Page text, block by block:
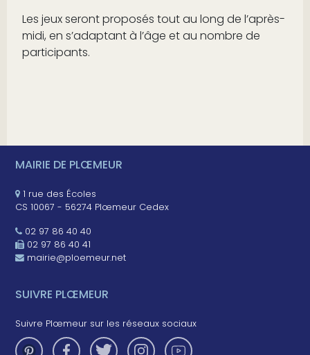
Les jeux seront proposés tout au long de l’après-
midi, en s’adaptant à l’âge et au nombre de
participants.
MAIRIE DE PLŒMEUR
1 rue des Écoles
CS 10067 - 56274 Plœmeur Cedex
02 97 86 40 40
02 97 86 40 41
mairie@ploemeur.net
SUIVRE PLŒMEUR
Suivre Plœmeur sur les réseaux sociaux